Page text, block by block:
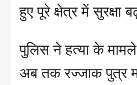
हुए पूरे क्षेत्र में सुरक्षा
पुलिस ने हत्या के
अब तक रज्जाक पुत्र